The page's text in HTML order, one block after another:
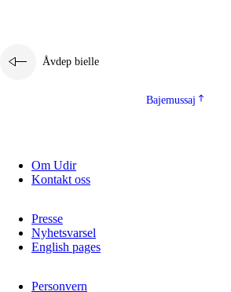
Åvdep bielle
Bajemussaj
Om Udir
Kontakt oss
Presse
Nyhetsvarsel
English pages
Personvern